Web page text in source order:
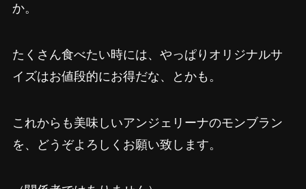
か。
たくさん食べたい時には、やっぱりオリジナルサ
イズはお値段的にお得だな、とかも。
これからも美味しいアンジェリーナのモンブラン
を、どうぞよろしくお願い致します。